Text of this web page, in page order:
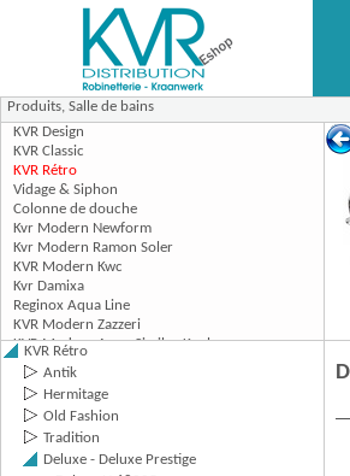
Produits, Salle de bains